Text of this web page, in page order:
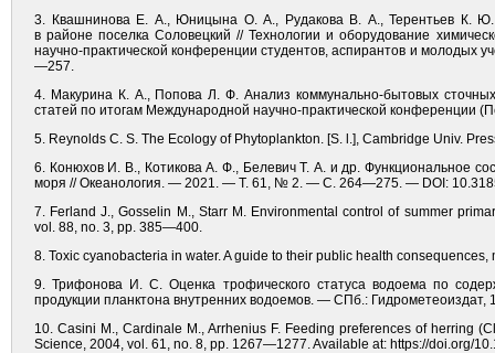
3. Квашнинова Е. А., Юницына О. А., Рудакова В. А., Терентьев К. Ю.
в районе поселка Соловецкий // Технологии и оборудование
научно-практической конференции студентов, аспирантов и
—257.
4. Макурина К. А., Попова Л. Ф. Анализ коммунально-бытовых
статей по итогам Международной научно-практической
5. Reynolds C. S. The Ecology of Phytoplankton. [S. l.], Cambridge Univ.
6. Конюхов И. В., Котикова А. Ф., Белевич Т. А. и др. Функциональное
моря // Океанология. — 2021. — T. 61, № 2. — С. 264—275. — DOI:
7. Ferland J., Gosselin M., Starr M. Environmental control of summer
vol. 88, no. 3, pp. 385—400.
8. Toxic cyanobacteria in water. A guide to their public health
9. Трифонова И. С. Оценка трофического статуса водоема по
продукции планктона внутренних водоемов. — СПб.:
10. Casini M., Cardinale M., Arrhenius F. Feeding preferences of herring
Science, 2004, vol. 61, no. 8, pp. 1267—1277. Available at: https://doi.org/